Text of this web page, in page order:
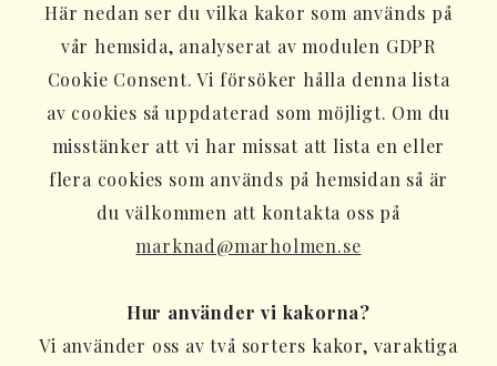
Här nedan ser du vilka kakor som används på
vår hemsida, analyserat av modulen GDPR
Cookie Consent. Vi försöker hålla denna lista
av cookies så uppdaterad som möjligt. Om du
misstänker att vi har missat att lista en eller
flera cookies som används på hemsidan så är
du välkommen att kontakta oss på
marknad@marholmen.se
Hur använder vi kakorna?
Vi använder oss av två sorters kakor, varaktiga